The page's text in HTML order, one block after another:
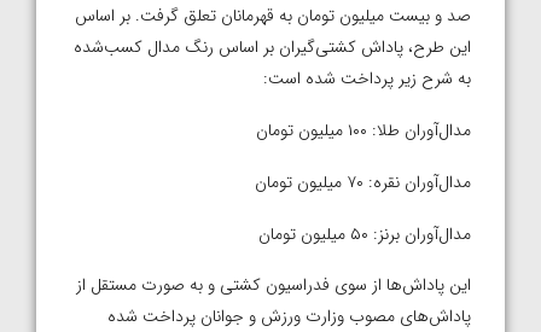
صد و بیست میلیون تومان به قهرمانان تعلق گرفت. بر اساس
این طرح، پاداش کشتی‌گیران بر اساس رنگ مدال کسب‌شده
به شرح زیر پرداخت شده است:
مدال‌آوران طلا: ۱۰۰ میلیون تومان
مدال‌آوران نقره: ۷۰ میلیون تومان
مدال‌آوران برنز: ۵۰ میلیون تومان
این پاداش‌ها از سوی فدراسیون کشتی و به صورت مستقل از
پاداش‌های مصوب وزارت ورزش و جوانان پرداخت شده